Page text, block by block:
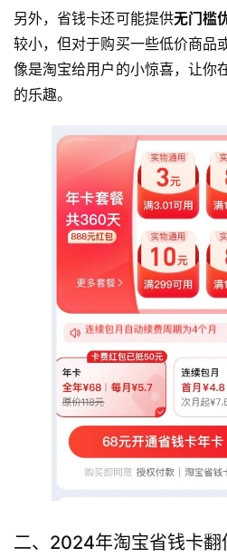
另外，省钱卡还可能提供无门槛
较小，但对于购买一些低价商品
像是淘宝给用户的小惊喜，让你
的乐趣。
二、2024年淘宝省钱卡翻